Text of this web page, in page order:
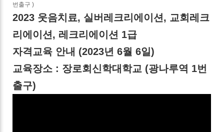
번출구 )
2023 웃음치료, 실버레크리에이션, 교회레크
리에이션, 레크리에이션 1급
자격교육 안내 (2023년 6월 6일)
교육장소 : 장로회신학대학교 (광나루역 1번
출구)